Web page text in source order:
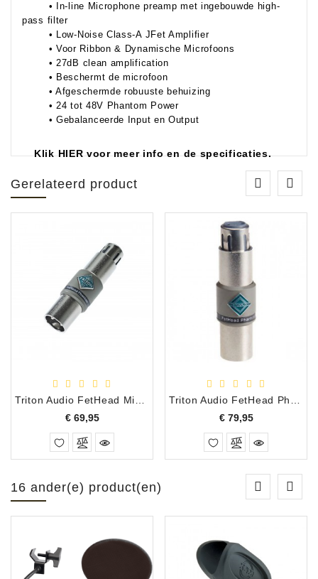
• In-line Microphone preamp met ingebouwde high-
pass filter
• Low-Noise Class-A JFet Amplifier
• Voor Ribbon & Dynamische Microfoons
• 27dB clean amplification
• Beschermt de microfoon
• Afgeschermde robuuste behuizing
• 24 tot 48V Phantom Power
• Gebalanceerde Input en Output
Klik HIER voor meer info en de specificaties.
Gerelateerd product
€ 69,95Prijs
€ 79,95Prijs
16 ander(e) product(en)